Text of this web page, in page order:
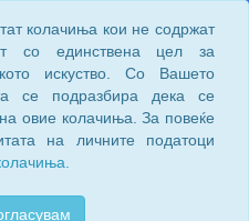
колачиња кои не содржат
со единствена цел за
искуство. Со Вашето
се подразбира дека се
овие колачиња. За повеќе
на личните податоци